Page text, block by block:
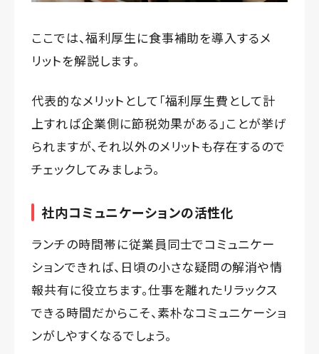
ここでは、福利厚生に食事補助を導入するメ
リットを解説します。
代表的なメリットとして「福利厚生費として計
上すれば企業側に節税効果がある」ことが挙げ
られますが、それ以外のメリットも存在するので
チェックしてみましょう。
社内コミュニケーションの活性化
ランチの時間帯に従業員同士でコミュニケー
ションできれば、日頃の小さな疑問の解消や情
報共有に役立ちます。仕事を離れたリラックス
できる時間だからこそ、素朴なコミュニケーショ
ンがしやすくなるでしょう。